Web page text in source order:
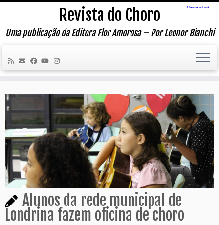
Skip
content
Revista do Choro
Uma publicação da Editora Flor Amorosa – Por Leonor Bianchi
Alunos da rede municipal de
Londrina fazem oficina de choro